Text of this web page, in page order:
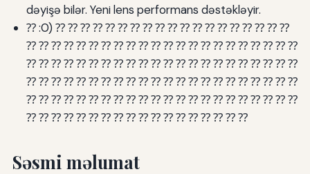
dəyişə bilər. Yeni lens performans dəstəkləyir.
⁇ :0) ⁇ ⁇ ⁇ ⁇ ⁇ ⁇ ⁇ ⁇ ⁇ ⁇ ⁇ ⁇ ⁇ ⁇ ⁇ ⁇ ⁇ ⁇ ⁇
⁇ ⁇ ⁇ ⁇ ⁇ ⁇ ⁇ ⁇ ⁇ ⁇ ⁇ ⁇ ⁇ ⁇ ⁇ ⁇ ⁇ ⁇ ⁇ ⁇ ⁇ ⁇
⁇ ⁇ ⁇ ⁇ ⁇ ⁇ ⁇ ⁇ ⁇ ⁇ ⁇ ⁇ ⁇ ⁇ ⁇ ⁇ ⁇ ⁇ ⁇ ⁇ ⁇ ⁇
⁇ ⁇ ⁇ ⁇ ⁇ ⁇ ⁇ ⁇ ⁇ ⁇ ⁇ ⁇ ⁇ ⁇ ⁇ ⁇ ⁇ ⁇ ⁇ ⁇ ⁇ ⁇
⁇ ⁇ ⁇ ⁇ ⁇ ⁇ ⁇ ⁇ ⁇ ⁇ ⁇ ⁇ ⁇ ⁇ ⁇ ⁇ ⁇ ⁇ ⁇ ⁇ ⁇ ⁇
⁇ ⁇ ⁇ ⁇ ⁇ ⁇ ⁇ ⁇ ⁇ ⁇ ⁇ ⁇ ⁇ ⁇ ⁇ ⁇ ⁇ ⁇
Səsmi məlumat